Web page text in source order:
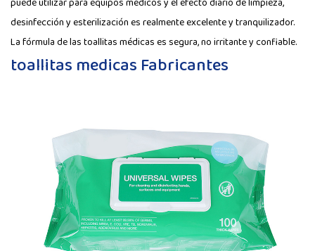
desinfección y esterilización es realmente excelente y tranquilizador.
La fórmula de las toallitas médicas es segura, no irritante y confiable.
toallitas medicas Fabricantes